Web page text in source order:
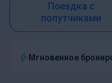
Поездка с
попутчиками
Мгновенное